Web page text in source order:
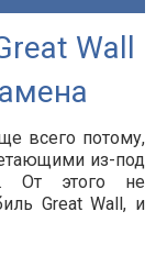
Wall
всего потому,
из-под
От этого не
Great Wall, и